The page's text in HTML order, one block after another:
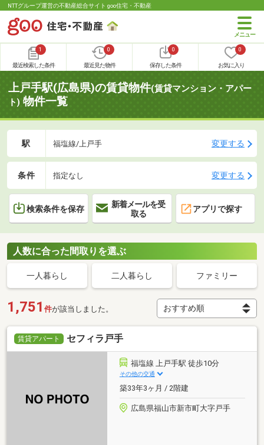
NTTグループ運営の不動産総合サイト goo住宅・不動産
1
最近検索した条件
0
最近見た物件
0
保存した条件
0
お気に入り
上戸手駅(広島県)の賃貸物件(賃貸マンション・アパー
ト) 物件一覧
駅 福塩線/上戸手 変更する
条件 指定なし 変更する
検索条件を保存
新着メールを受
取る
アプリで探す
人数に合った間取りを選ぶ
一人暮らし 二人暮らし ファミリー
1,751 件が該当しました。
賃貸アパート セフィラ戸手
福塩線 上戸手駅 徒歩10分
その他の交通
築33年3ヶ月 / 2階建
広島県福山市新市町大字戸手